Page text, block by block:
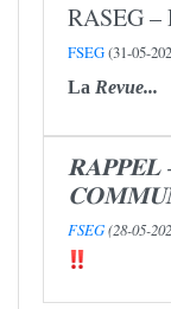
RASEG –
FSEG(31-05-
La Revue...
𝐑𝐀𝐏𝐏𝐄𝐋
FSEG(28-05-